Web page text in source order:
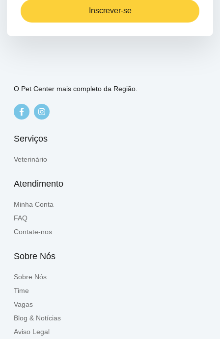
Inscrever-se
O Pet Center mais completo da Região.
Serviços
Veterinário
Atendimento
Minha Conta
FAQ
Contate-nos
Sobre Nós
Sobre Nós
Time
Vagas
Blog & Notícias
Aviso Legal